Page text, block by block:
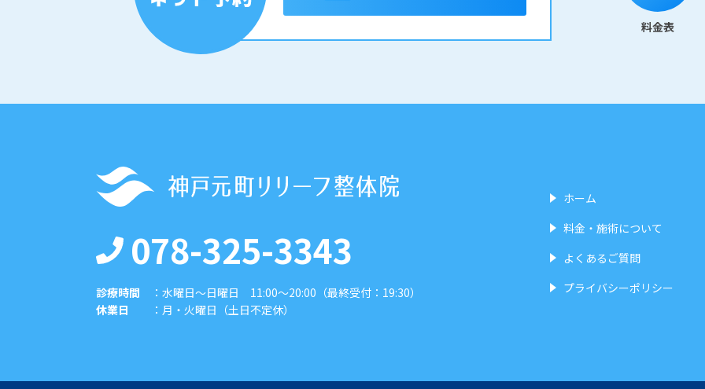
料金表
078-325-3343
診療時間 ： 水曜日〜日曜日 11:00〜20:00（最終受付：19:30）
休業日
： 月・火曜日（土日不定休）
ホーム
料金・施術について
よくあるご質問
プライバシーポリシー